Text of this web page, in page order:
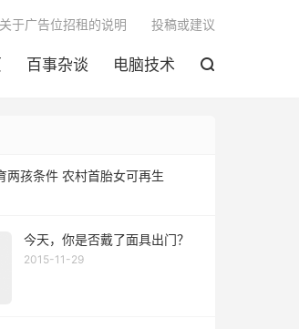
百事杂谈 电脑技术 
关于广告位招租的说明 投稿或建议
两孩条件 农村首胎女可再生
今天，你是否戴了面具出门？
2015-11-29